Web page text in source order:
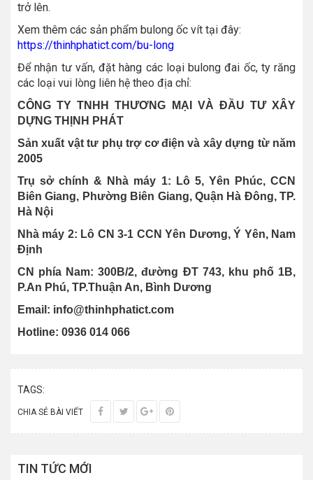
trở lên.
Xem thêm các sản phẩm bulong ốc vít tại đây:
https://thinhphatict.com/bu-long
Để nhận tư vấn, đặt hàng các loại bulong đai ốc, ty răng
các loại vui lòng liên hệ theo địa chỉ:
CÔNG TY TNHH THƯƠNG MẠI VÀ ĐẦU TƯ XÂY
DỰNG THỊNH PHÁT
Sản xuất vật tư phụ trợ cơ điện và xây dựng từ năm
2005
Trụ sở chính & Nhà máy 1: Lô 5, Yên Phúc, CCN
Biên Giang, Phường Biên Giang, Quận Hà Đông, TP.
Hà Nội
Nhà máy 2: Lô CN 3-1 CCN Yên Dương, Ý Yên, Nam
Định
CN phía Nam: 300B/2, đường ĐT 743, khu phố 1B,
P.An Phú, TP.Thuận An, Bình Dương
Email: info@thinhphatict.com
Hotline: 0936 014 066
TAGS:
CHIA SẺ BÀI VIẾT
TIN TỨC MỚI